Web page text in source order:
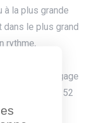
à la plus grande
le plus grand
rythme,
des Soins
s’engage
(mais pas 52
Cet